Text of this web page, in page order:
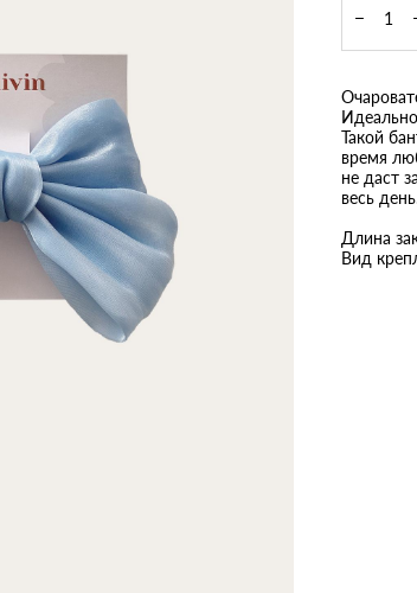
Такой
время
не даст
весь
Длина
Вид